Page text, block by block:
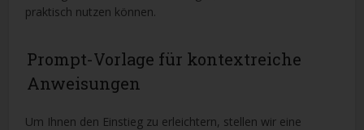
praktisch nutzen können.
Prompt-Vorlage für kontextreiche
Anweisungen
Um Ihnen den Einstieg zu erleichtern, stellen wir eine